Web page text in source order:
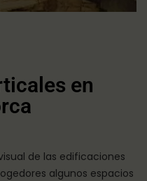
en
de las edificaciones
algunos espacios